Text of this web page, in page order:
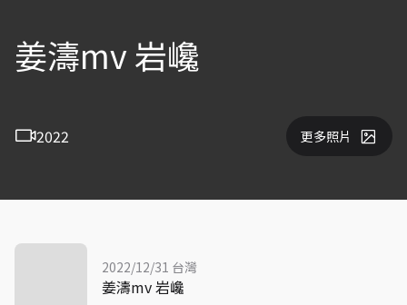
姜濤mv 岩巉
2022 更多照片
2022/12/31 台灣
姜濤mv 岩巉